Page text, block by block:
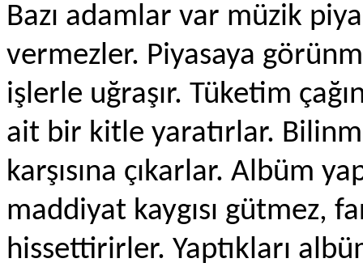
Bazı adamlar var müzik
vermezler. Piyasaya
işlerle uğraşır. Tüketim
ait bir kitle yaratırlar.
karşısına çıkarlar. Albüm
maddiyat kaygısı gütmez,
hissettirirler. Yaptıkları